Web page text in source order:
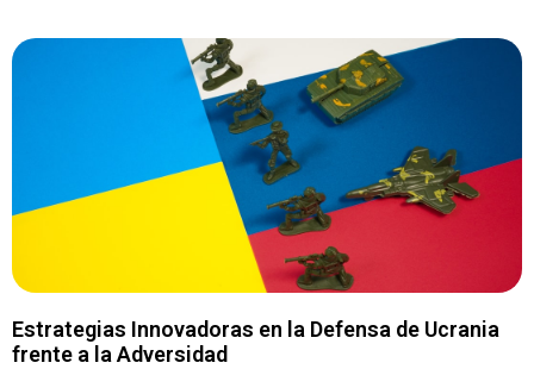
Estrategias Innovadoras en la Defensa de Ucrania
frente a la Adversidad